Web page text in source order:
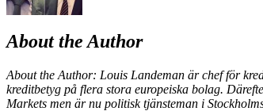
About the Author
About the Author: Louis Landeman är chef för
kreditbetyg på flera stora europeiska bolag.
Markets men är nu politisk tjänsteman i